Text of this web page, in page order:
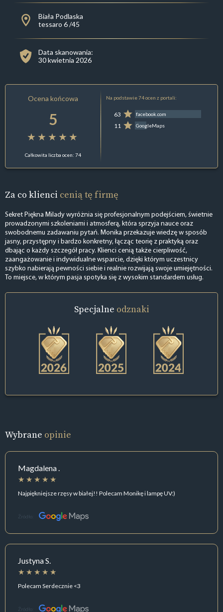
Biała Podlaska
tessaro 6 /45
Data skanowania:
30 kwietnia 2026
Ocena końcowa
5
Całkowita liczba ocen: 74
Na podstawie 74 ocen z portali:
63 facebook.com
11 GoogleMaps
Za co klienci cenią tę firmę
Sekret Piękna Milady wyróżnia się profesjonalnym podejściem, świetnie
prowadzonymi szkoleniami i atmosferą, która sprzyja nauce oraz
swobodnemu zadawaniu pytań. Monika przekazuje wiedzę w sposób
jasny, przystępny i bardzo konkretny, łącząc teorię z praktyką oraz
dbając o każdy szczegół pracy. Klienci cenią także cierpliwość,
zaangażowanie i indywidualne wsparcie, dzięki którym uczestnicy
szybko nabierają pewności siebie i realnie rozwijają swoje umiejętności.
To miejsce, w którym pasja spotyka się z wysokim standardem usług.
Specjalne odznaki
Wybrane opinie
Magdalena .
Najpiękniejsze rzęsy w białej!! Polecam Monikę i lampę UV:)
Źródło:
Justyna S.
Polecam Serdecznie <3
Źródło: